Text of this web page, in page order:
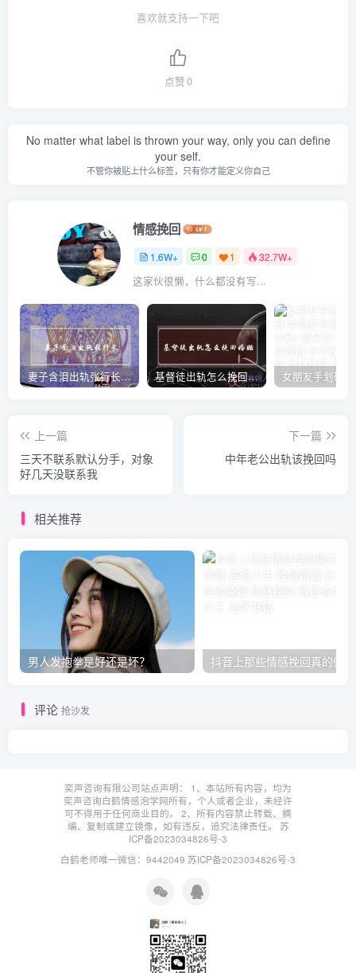
喜欢就支持一下吧
点赞0
No matter what label is thrown your way, only you can define
your self.
不管你被贴上什么标签，只有你才能定义你自己
情感挽回
1.6W+ 0 1 32.7W+
这家伙很懒，什么都没有写...
妻子含泪出轨张行长 她说全都是因为家中 基督徒出轨怎么挽回婚姻(基督徒面对出轨婚姻)
上一篇
三天不联系默认分手，对象
好几天没联系我
下一篇
中年老公出轨该挽回吗
相关推荐
男人发抱拳是好还是坏？ 抖音上那些情感挽回真的假的
评论 抢沙发
奕声咨询有限公司站点声明： 1、本站所有内容，均为
奕声咨询白鹤情感泡学网所有，个人或者企业，未经许
可不得用于任何商业目的。 2、所有内容禁止转载、摘
编、复制或建立镜像，如有违反，追究法律责任。 苏
ICP备2023034826号-3
白鹤老师唯一微信：9442049 苏ICP备2023034826号-3